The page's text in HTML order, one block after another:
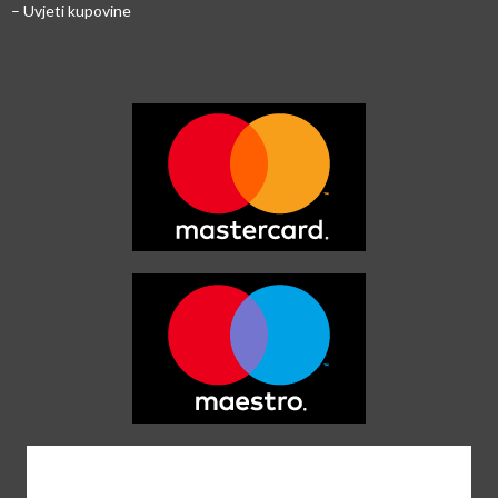
– Uvjeti kupovine